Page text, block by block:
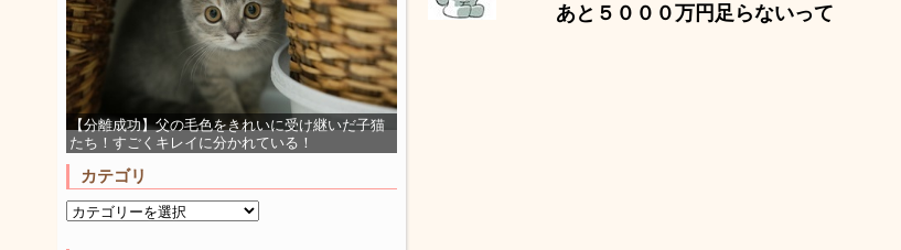
【分離成功】父の毛色をきれいに受け継いだ子猫
たち！すごくキレイに分かれている！
カテゴリ
あと５０００万円足らないって